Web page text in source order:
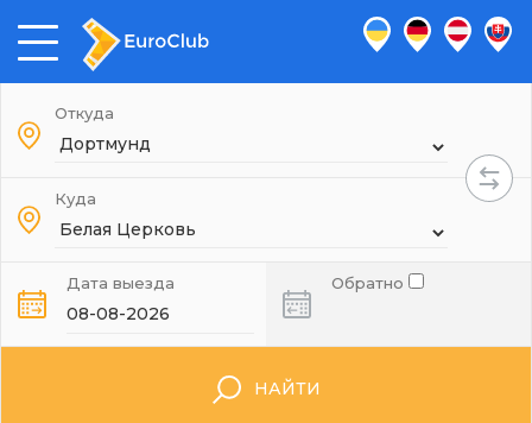
Откуда
Куда
Дата выезда Обратно
НАЙТИ